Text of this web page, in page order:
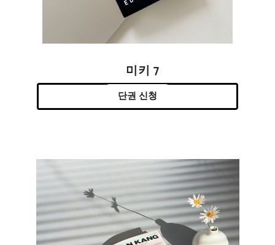
미키 7
단권 신청